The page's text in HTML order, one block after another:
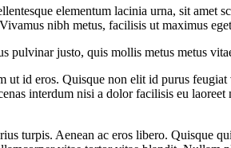
elementum lacinia urna, sit
nibh metus, facilisis ut maximus
pulvinar justo, quis mollis metus metus
id eros. Quisque non elit id purus feugiat
interdum nisi a dolor facilisis eu
turpis. Aenean ac eros libero. Quisque